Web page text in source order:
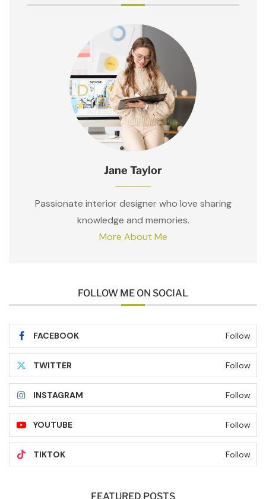
Jane Taylor
Passionate interior designer who love sharing
knowledge and memories.
More About Me
FOLLOW ME ON SOCIAL
FACEBOOK Follow
TWITTER Follow
INSTAGRAM Follow
YOUTUBE Follow
TIKTOK Follow
FEATURED POSTS